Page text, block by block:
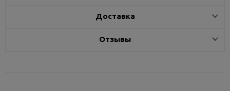
Доставка
Отзывы